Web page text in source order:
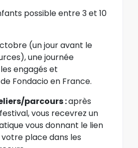
possible entre 3 et 10
(un jour avant le
une journée
engagés et
Fondacio en France.
parcours :après
vous recevrez un
vous donnant le lien
place dans les